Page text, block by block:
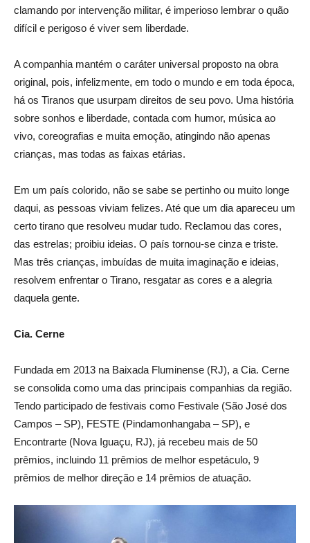
clamando por intervenção militar, é imperioso lembrar o quão
difícil e perigoso é viver sem liberdade.
A companhia mantém o caráter universal proposto na obra
original, pois, infelizmente, em todo o mundo e em toda época,
há os Tiranos que usurpam direitos de seu povo. Uma história
sobre sonhos e liberdade, contada com humor, música ao
vivo, coreografias e muita emoção, atingindo não apenas
crianças, mas todas as faixas etárias.
Em um país colorido, não se sabe se pertinho ou muito longe
daqui, as pessoas viviam felizes. Até que um dia apareceu um
certo tirano que resolveu mudar tudo. Reclamou das cores,
das estrelas; proibiu ideias. O país tornou-se cinza e triste.
Mas três crianças, imbuídas de muita imaginação e ideias,
resolvem enfrentar o Tirano, resgatar as cores e a alegria
daquela gente.
Cia. Cerne
Fundada em 2013 na Baixada Fluminense (RJ), a Cia. Cerne
se consolida como uma das principais companhias da região.
Tendo participado de festivais como Festivale (São José dos
Campos – SP), FESTE (Pindamonhangaba – SP), e
Encontrarte (Nova Iguaçu, RJ), já recebeu mais de 50
prêmios, incluindo 11 prêmios de melhor espetáculo, 9
prêmios de melhor direção e 14 prêmios de atuação.